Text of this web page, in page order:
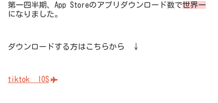
第一四半期、App Storeのアプリダウンロード数で世界一
になりました。
ダウンロードする方はこちらから ↓
tiktok IOS